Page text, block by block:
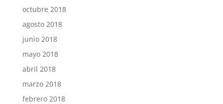
octubre 2018
agosto 2018
junio 2018
mayo 2018
abril 2018
marzo 2018
febrero 2018